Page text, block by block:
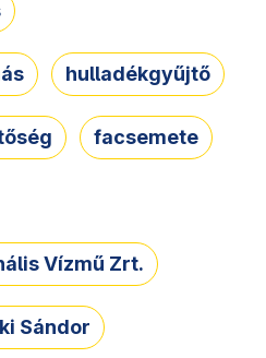
hulladékgyűjtő
facsemete
Vízmű Zrt.
Sándor